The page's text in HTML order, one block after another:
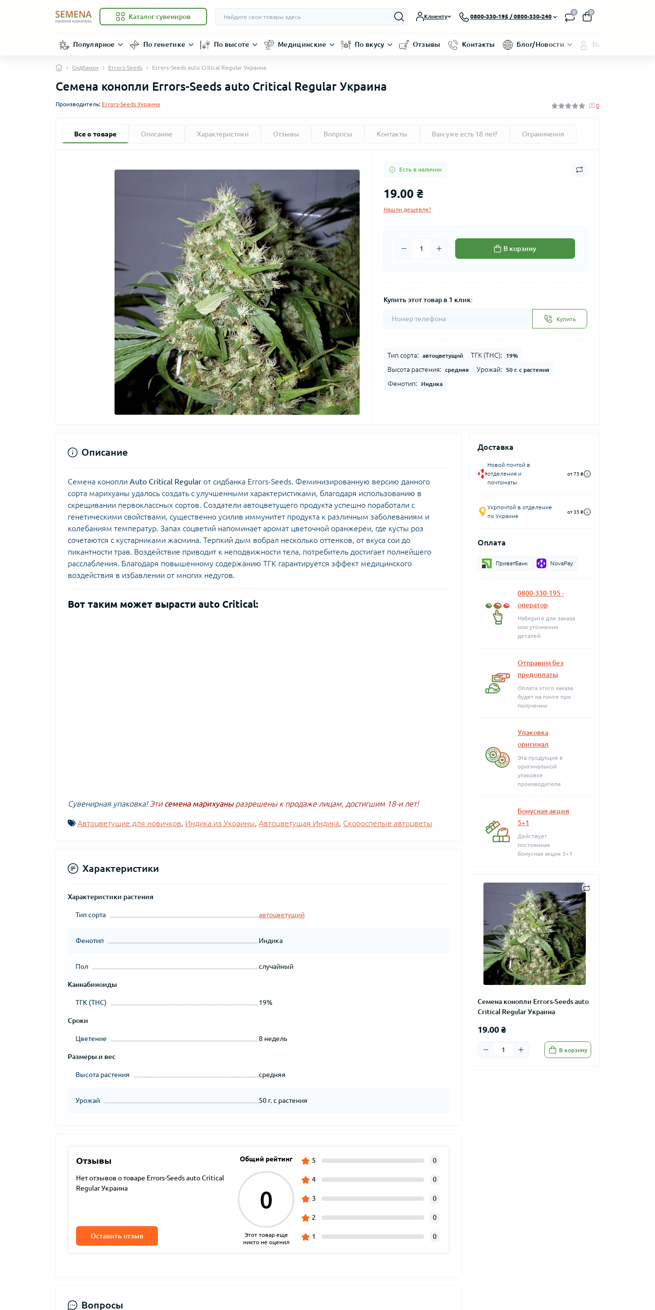
Каталог сувениров Клиенту 0800-330-195 / 0800-330-240
0 0
Популярное По генетике По высоте Медицинские По вкусу Отзывы Контакты Блог/Новости Вход/
Сидбанки Errors-Seeds Errors-Seeds auto Critical Regular Украина
Семена конопли Errors-Seeds auto Critical Regular Украина
Производитель: Errors-Seeds Украина 0
Все о товаре Описание Характеристики Отзывы Вопросы Контакты Вам уже есть 18 лет? Ограничения
Есть в наличии
19.00 ₴
Нашли дешевле?
В корзину
Купить этот товар в 1 клик:
Купить
Тип сорта: автоцветущий ТГК (THC): 19%
Высота растения: средняя Урожай: 50 г. с растения
Фенотип: Индика
Доставка
Новой почтой в
отделения и
почтоматы
от 75 ₴
Укрпочтой в отделение
по Украине
от 35 ₴
Оплата
ПриватБанк NovaPay
0800-330-195 -
оператор
Наберите для заказа
или уточнения
деталей
Отправим без
предоплаты
Оплата этого заказа
будет на почте при
получении
Упаковка
оригинал
Эта продукция в
оригинальной
упаковке
производителя
Бонусная акция
5+1
Действует
постоянная
бонусная акция 5+1
Семена конопли Errors-Seeds auto
Critical Regular Украина
19.00 ₴
В корзину
Описание
Семена конопли Auto Critical Regular от сидбанка Errors-Seeds. Феминизированную версию данного
сорта марихуаны удалось создать с улучшенными характеристиками, благодаря использованию в
скрещивании первоклассных сортов. Создатели автоцветущего продукта успешно поработали с
генетическими свойствами, существенно усилив иммунитет продукта к различным заболеваниям и
колебаниям температур. Запах соцветий напоминает аромат цветочной оранжереи, где кусты роз
сочетаются с кустарниками жасмина. Терпкий дым вобрал несколько оттенков, от вкуса сои до
пикантности трав. Воздействие приводит к неподвижности тела, потребитель достигает полнейшего
расслабления. Благодаря повышенному содержанию ТГК гарантируется эффект медицинского
воздействия в избавлении от многих недугов.
Вот таким может вырасти auto Critical:
Сувенирная упаковка!Эти семена марихуаныразрешены к продаже лицам, достигшим 18-и лет!
Автоцветущие для новичков, Индика из Украины, Автоцветущая Индика, Скороспелые автоцветы
Характеристики
Характеристики растения
Тип сорта автоцветущий
Фенотип Индика
Пол случайный
Каннабиноиды
ТГК (THC) 19%
Сроки
Цветение 8 недель
Размеры и вес
Высота растения средняя
Урожай 50 г. с растения
Отзывы
Нет отзывов о товаре Errors-Seeds auto Critical
Regular Украина
Оставить отзыв
Общий рейтинг
0
Этот товар еще
никто не оценил
5 0
4 0
3 0
2 0
1 0
Вопросы